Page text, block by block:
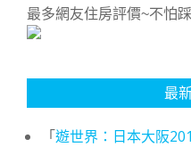
最多網友住房評價~不怕
最
「遊世界：日本大阪